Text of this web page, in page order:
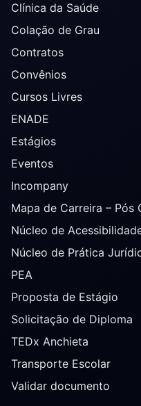
Clínica da Saúde
Colação de Grau
Contratos
Convênios
Cursos Livres
ENADE
Estágios
Eventos
Incompany
Mapa de Carreira – Pós
Núcleo de
Núcleo de Prática
PEA
Proposta de Estágio
Solicitação de Diploma
TEDx Anchieta
Transporte Escolar
Validar documento